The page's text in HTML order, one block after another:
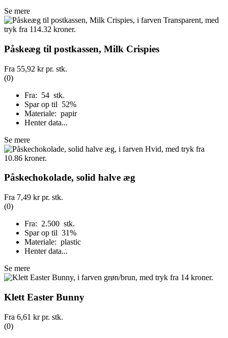
Se mere
Påskeæg til postkassen, Milk Crispies
Fra 55,92 krpr. stk.
(0)
Fra: 54 stk.
Spar op til 52%
Materiale: papir
Henter data...
Se mere
Påskechokolade, solid halve æg
Fra 7,49 krpr. stk.
(0)
Fra: 2.500 stk.
Spar op til 31%
Materiale: plastic
Henter data...
Se mere
Klett Easter Bunny
Fra 6,61 krpr. stk.
(0)